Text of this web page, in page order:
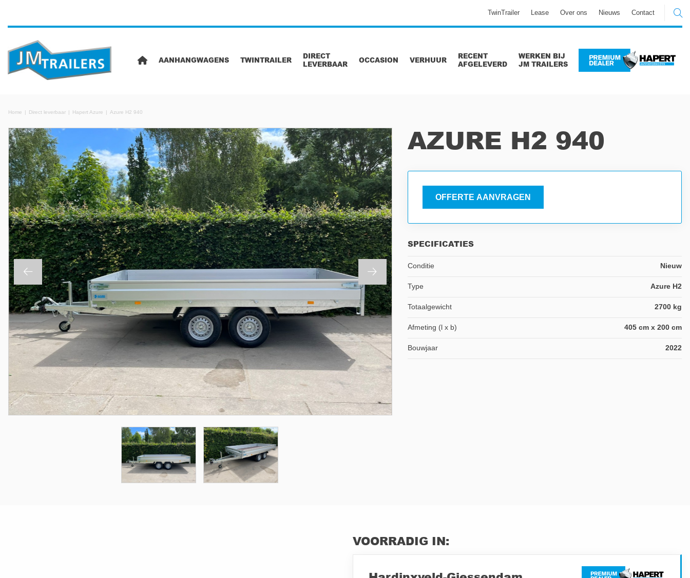
TwinTrailer Lease Over ons Nieuws Contact
AANHANGWAGENS TWINTRAILER
DIRECT
LEVERBAAR
OCCASION VERHUUR
RECENT
AFGELEVERD
WERKEN BIJ
JM TRAILERS
Home Direct leverbaar Hapert Azure Azure H2 940
AZURE H2 940
OFFERTE AANVRAGEN
SPECIFICATIES
Conditie Nieuw
Type Azure H2
Totaalgewicht 2700 kg
Afmeting (l x b) 405 cm x 200 cm
Bouwjaar 2022
VOORRADIG IN: